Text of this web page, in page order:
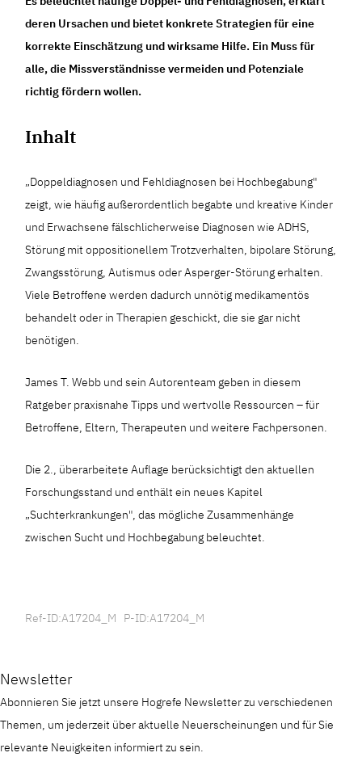
deren Ursachen und bietet konkrete Strategien für eine
korrekte Einschätzung und wirksame Hilfe. Ein Muss für
alle, die Missverständnisse vermeiden und Potenziale
richtig fördern wollen.
Inhalt
„Doppeldiagnosen und Fehldiagnosen bei Hochbegabung"
zeigt, wie häufig außerordentlich begabte und kreative Kinder
und Erwachsene fälschlicherweise Diagnosen wie ADHS,
Störung mit oppositionellem Trotzverhalten, bipolare Störung,
Zwangsstörung, Autismus oder Asperger-Störung erhalten.
Viele Betroffene werden dadurch unnötig medikamentös
behandelt oder in Therapien geschickt, die sie gar nicht
benötigen.
James T. Webb und sein Autorenteam geben in diesem
Ratgeber praxisnahe Tipps und wertvolle Ressourcen – für
Betroffene, Eltern, Therapeuten und weitere Fachpersonen.
Die 2., überarbeitete Auflage berücksichtigt den aktuellen
Forschungsstand und enthält ein neues Kapitel
„Suchterkrankungen", das mögliche Zusammenhänge
zwischen Sucht und Hochbegabung beleuchtet.
Ref-ID:A17204_M P-ID:A17204_M
Newsletter
Abonnieren Sie jetzt unsere Hogrefe Newsletter zu verschiedenen
Themen, um jederzeit über aktuelle Neuerscheinungen und für Sie
relevante Neuigkeiten informiert zu sein.